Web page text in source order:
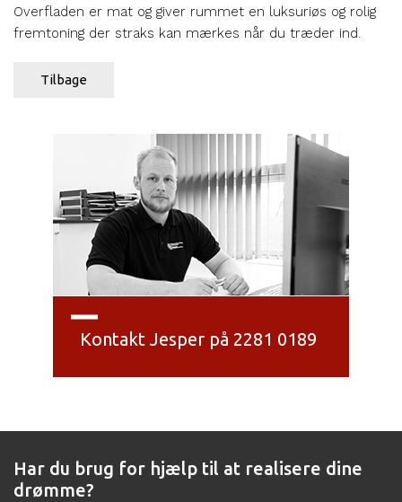
Overfladen er mat og giver rummet en luksuriøs og rolig
fremtoning der straks kan mærkes når du træder ind.
Tilbage
Kontakt Jesper på 2281 0189
Har du brug for hjælp til at realisere dine
drømme?